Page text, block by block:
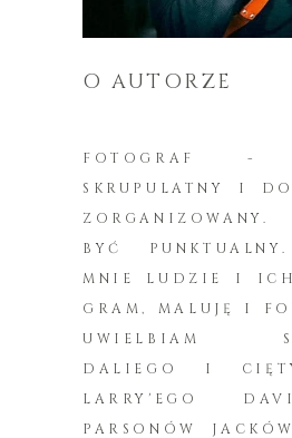
O AUTORZE
FOTOGRAF -
SKRUPULATNY I
BYĆ
MNIE LUDZIE I
GRAM, MALUJĘ I
UWIELBIAM
DALIEGO I
LARRY'EGO
PARSONÓW